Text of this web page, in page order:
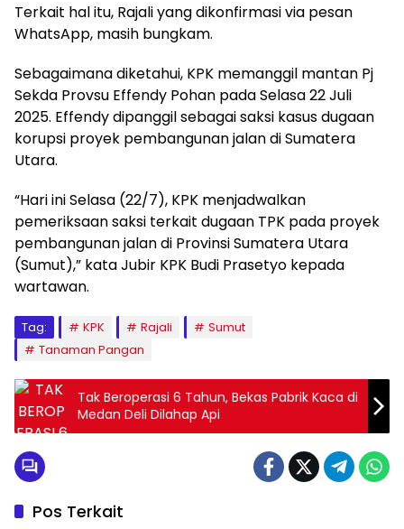
Terkait hal itu, Rajali yang dikonfirmasi via pesan
WhatsApp, masih bungkam.
Sebagaimana diketahui, KPK memanggil mantan Pj
Sekda Provsu Effendy Pohan pada Selasa 22 Juli
2025. Effendy dipanggil sebagai saksi kasus dugaan
korupsi proyek pembangunan jalan di Sumatera
Utara.
“Hari ini Selasa (22/7), KPK menjadwalkan
pemeriksaan saksi terkait dugaan TPK pada proyek
pembangunan jalan di Provinsi Sumatera Utara
(Sumut),” kata Jubir KPK Budi Prasetyo kepada
wartawan.
Tag: KPK Rajali
Sumut
Tanaman Pangan
Tak Beroperasi 6 Tahun, Bekas Pabrik Kaca di
Medan Deli Dilahap Api
Pos Terkait